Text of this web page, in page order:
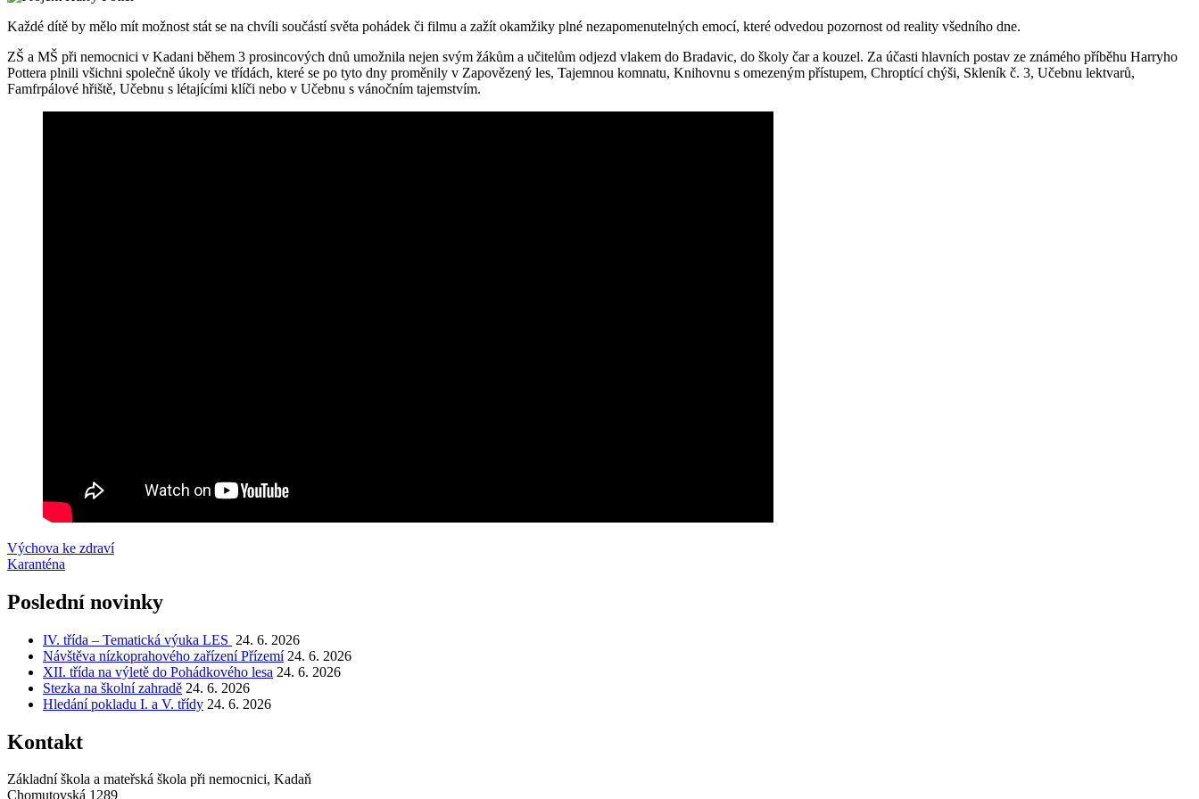
Každé dítě by mělo mít možnost stát se na chvíli součástí světa pohádek či filmu a zažít okamžiky plné nezapomenutelných emocí, které odvedou pozornost od reality všedního dne.
ZŠ a MŠ při nemocnici v Kadani během 3 prosincových dnů umožnila nejen svým žákům a učitelům odjezd vlakem do Bradavic, do školy čar a kouzel. Za účasti hlavních postav ze známého příběhu Harryho
Pottera plnili všichni společně úkoly ve třídách, které se po tyto dny proměnily v Zapovězený les, Tajemnou komnatu, Knihovnu s omezeným přístupem, Chroptící chýši, Skleník č. 3, Učebnu lektvarů,
Famfrpálové hřiště, Učebnu s létajícími klíči nebo v Učebnu s vánočním tajemstvím.
Navigace
pro
příspěvek
Výchova ke zdraví
Karanténa
Poslední novinky
IV. třída – Tematická výuka LES 24. 6. 2026
Návštěva nízkoprahového zařízení Přízemí 24. 6. 2026
XII. třída na výletě do Pohádkového lesa 24. 6. 2026
Stezka na školní zahradě 24. 6. 2026
Hledání pokladu I. a V. třídy 24. 6. 2026
Kontakt
Základní škola a mateřská škola při nemocnici, Kadaň
Chomutovská 1289